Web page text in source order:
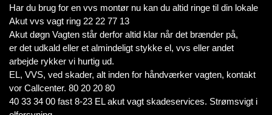
Har du brug for en vvs montør nu kan du altid ringe til din lokale
Akut vvs vagt ring 22 22 77 13
Akut døgn Vagten står derfor altid klar når det brænder på,
er det udkald eller et almindeligt stykke el, vvs eller andet
arbejde rykker vi hurtig ud.
EL, VVS, ved skader, alt inden for håndværker vagten, kontakt
vor Callcenter. 80 20 20 80
40 33 34 00 fast 8-23 EL akut vagt skadeservices. Strømsvigt i